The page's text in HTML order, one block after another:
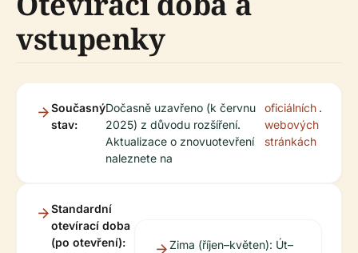
vstupenky
Současný
stav:
Dočasně uzavřeno (k červnu
2025) z důvodu rozšíření.
Aktualizace o znovuotevření
naleznete na
oficiálních
webových
stránkách
.
Standardní
otevírací doba
(po otevření):
Zima (říjen–květen): Út–